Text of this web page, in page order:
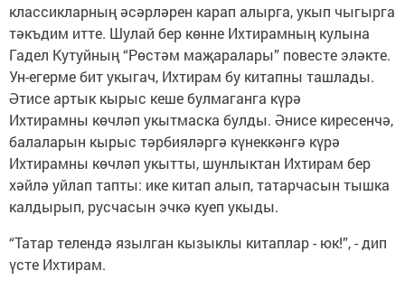
классикларның әсәрләрен карап алырга, укып чыгырга
тәкъдим итте. Шулай бер көнне Ихтирамның кулына
Гадел Кутуйның “Рөстәм маҗаралары” повесте эләкте.
Ун-егерме бит укыгач, Ихтирам бу китапны ташлады.
Әтисе артык кырыс кеше булмаганга күрә
Ихтирамны көчләп укытмаска булды. Әнисе киресенчә,
балаларын кырыс тәрбияләргә күнеккәнгә күрә
Ихтирамны көчләп укытты, шунлыктан Ихтирам бер
хәйлә уйлап тапты: ике китап алып, татарчасын тышка
калдырып, русчасын эчкә куеп укыды.
“Татар телендә язылган кызыклы китаплар - юк!”, - дип
үсте Ихтирам.